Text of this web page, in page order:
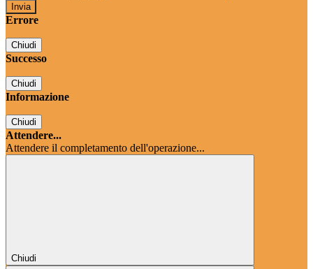
Errore
Chiudi
Successo
Chiudi
Informazione
Chiudi
Attendere...
Attendere il completamento dell'operazione...
Chiudi